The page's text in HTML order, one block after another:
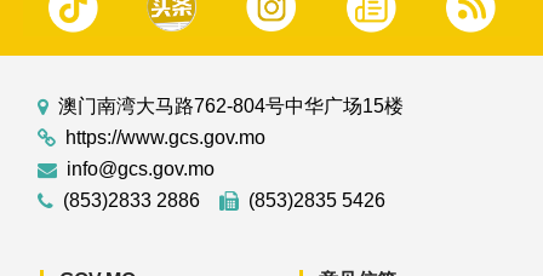
澳门南湾大马路762-804号中华广场15楼
https://www.gcs.gov.mo
info@gcs.gov.mo
(853)2833 2886
(853)2835 5426